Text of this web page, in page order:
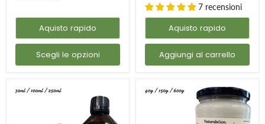
Aquisto rapido
Scegli le opzioni
7 recensioni
Aquisto rapido
Aggiungi al carrello